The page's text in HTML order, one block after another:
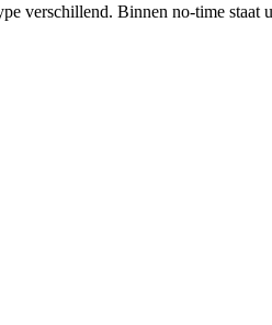
verschillend. Binnen no-time staat